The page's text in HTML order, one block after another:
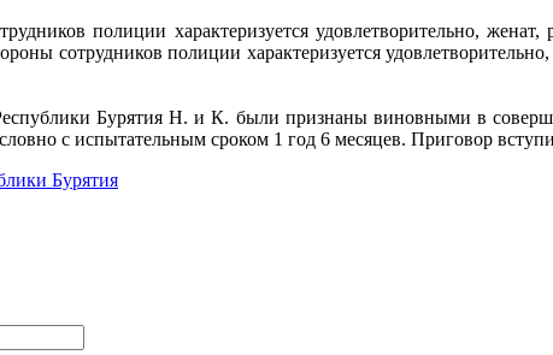
полиции характеризуется удовлетворительно,
сотрудников полиции характеризуется
Бурятия Н. и К. были признаны виновными в
с испытательным сроком 1 год 6 месяцев. Приговор
Бурятия